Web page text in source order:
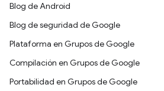
Blog de Android
Blog de seguridad de Google
Plataforma en Grupos de Google
Compilación en Grupos de Google
Portabilidad en Grupos de Google